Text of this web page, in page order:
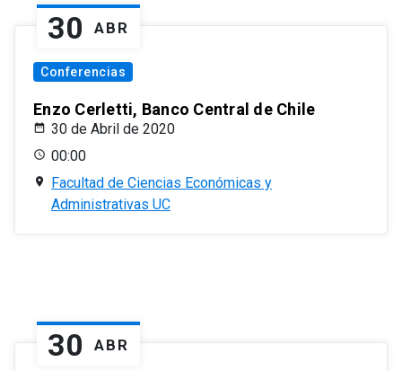
30 ABR
Conferencias
Enzo Cerletti, Banco Central de Chile
30 de Abril de 2020
00:00
Facultad de Ciencias Económicas y
Administrativas UC
30 ABR